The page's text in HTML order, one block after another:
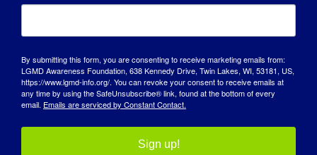
JOURNÉE DE SENSIBILISATION
BASE DE CONNAISSANCES
By submitting this form, you are consenting to receive marketing emails from:
LGMD Awareness Foundation, 638 Kennedy Drive, Twin Lakes, WI, 53181, US,
https://www.lgmd-info.org/. You can revoke your consent to receive emails at
any time by using the SafeUnsubscribe® link, found at the bottom of every
email. Emails are serviced by Constant Contact.
Sign up!